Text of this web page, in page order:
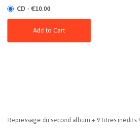
CD - €10.00
Add to Cart
Repressage du second album + 9 titres inédits !